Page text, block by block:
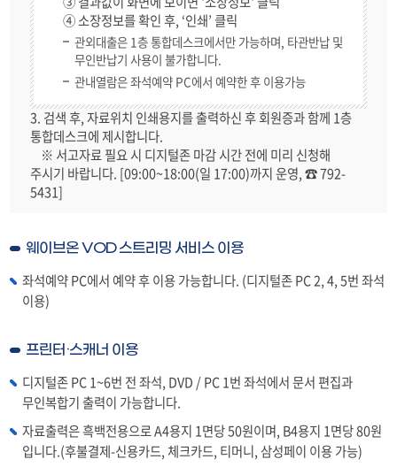
④ 소장정보를 확인 후, ‘인쇄’ 클릭
관외대출은 1층 통합데스크에서만 가능하며, 타관반납 및
무인반납기 사용이 불가합니다.
관내열람은 좌석예약 PC에서 예약한 후 이용가능
3. 검색 후, 자료위치 인쇄용지를 출력하신 후 회원증과 함께 1층
통합데스크에 제시합니다.
※ 서고자료 필요 시 디지털존 마감 시간 전에 미리 신청해
주시기 바랍니다. [09:00~18:00(일 17:00)까지 운영, ☎ 792-
5431]
웨이브온 VOD 스트리밍 서비스 이용
좌석예약 PC에서 예약 후 이용 가능합니다. (디지털존 PC 2, 4, 5번 좌석
이용)
프린터·스캐너 이용
디지털존 PC 1~6번 전 좌석, DVD / PC 1번 좌석에서 문서 편집과
무인복합기 출력이 가능합니다.
자료출력은 흑백전용으로 A4용지 1면당 50원이며, B4용지 1면당 80원
입니다.(후불결제-신용카드, 체크카드, 티머니, 삼성페이 이용 가능)